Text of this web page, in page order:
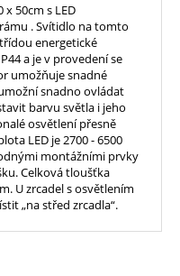
50cm s LED
. Svítidlo na tomto
energetické
a je v provedení se
umožňuje snadné
snadno ovládat
barvu světla i jeho
osvětlení přesně
LED je 2700 - 6500
montážními prvky
Celková tloušťka
U zrcadel s osvětlením
„na střed zrcadla“.